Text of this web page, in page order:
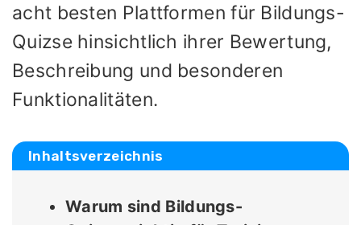
acht besten Plattformen für Bildungs-
Quizse hinsichtlich ihrer Bewertung,
Beschreibung und besonderen
Funktionalitäten.
Inhaltsverzeichnis
Warum sind Bildungs-